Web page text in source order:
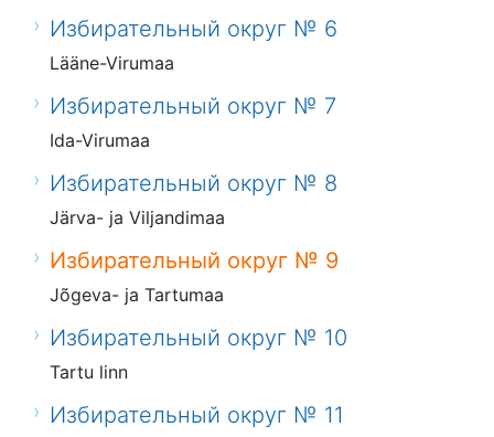
Избирательный округ № 6
Lääne-Virumaa
Избирательный округ № 7
Ida-Virumaa
Избирательный округ № 8
Järva- ja Viljandimaa
Избирательный округ № 9
Jõgeva- ja Tartumaa
Избирательный округ № 10
Tartu linn
Избирательный округ № 11